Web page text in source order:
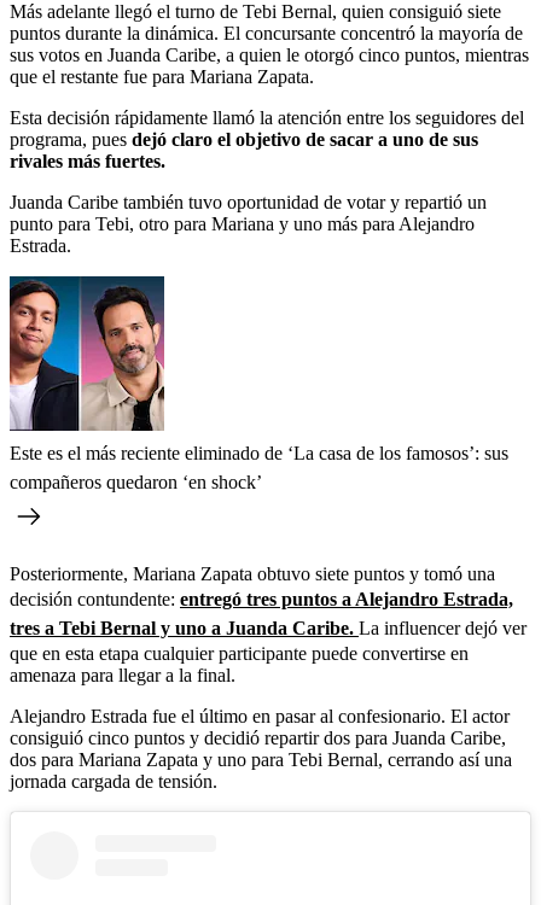
Más adelante llegó el turno de Tebi Bernal, quien consiguió siete
puntos durante la dinámica. El concursante concentró la mayoría de
sus votos en Juanda Caribe, a quien le otorgó cinco puntos, mientras
que el restante fue para Mariana Zapata.
Esta decisión rápidamente llamó la atención entre los seguidores del
programa, pues dejó claro el objetivo de sacar a uno de sus
rivales más fuertes.
Juanda Caribe también tuvo oportunidad de votar y repartió un
punto para Tebi, otro para Mariana y uno más para Alejandro
Estrada.
Este es el más reciente eliminado de ‘La casa de los famosos’: sus
compañeros quedaron ‘en shock’
Posteriormente, Mariana Zapata obtuvo siete puntos y tomó una
decisión contundente: entregó tres puntos a Alejandro Estrada,
tres a Tebi Bernal y uno a Juanda Caribe. La influencer dejó ver
que en esta etapa cualquier participante puede convertirse en
amenaza para llegar a la final.
Alejandro Estrada fue el último en pasar al confesionario. El actor
consiguió cinco puntos y decidió repartir dos para Juanda Caribe,
dos para Mariana Zapata y uno para Tebi Bernal, cerrando así una
jornada cargada de tensión.